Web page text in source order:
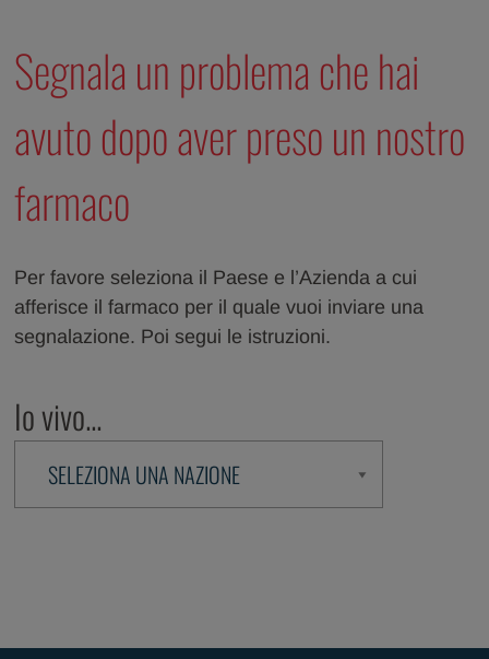
Segnala un problema che hai
avuto dopo aver preso un nostro
farmaco
Per favore seleziona il Paese e l’Azienda a cui
afferisce il farmaco per il quale vuoi inviare una
segnalazione. Poi segui le istruzioni.
Io vivo...